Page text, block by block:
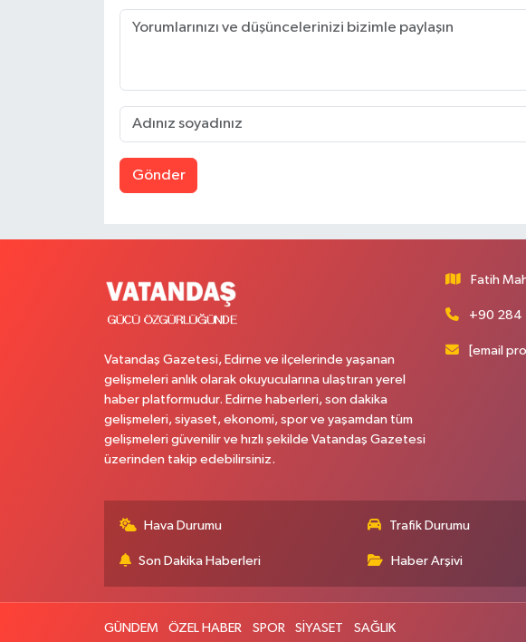
Gönder
Vatandaş Gazetesi, Edirne ve ilçelerinde yaşanan
gelişmeleri anlık olarak okuyucularına ulaştıran yerel
haber platformudur. Edirne haberleri, son dakika
gelişmeleri, siyaset, ekonomi, spor ve yaşamdan tüm
gelişmeleri güvenilir ve hızlı şekilde Vatandaş Gazetesi
üzerinden takip edebilirsiniz.
Fatih
+90 284
[email
Hava Durumu Trafik Durumu
Son Dakika Haberleri Haber Arşivi
GÜNDEM ÖZEL HABER SPOR SİYASET SAĞLIK